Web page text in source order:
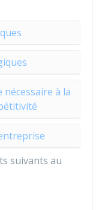
à la
suivants au